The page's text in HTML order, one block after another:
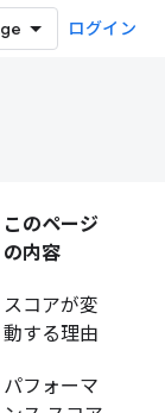
ログイン
このページ
の内容
スコアが変
動する理由
パフォーマ